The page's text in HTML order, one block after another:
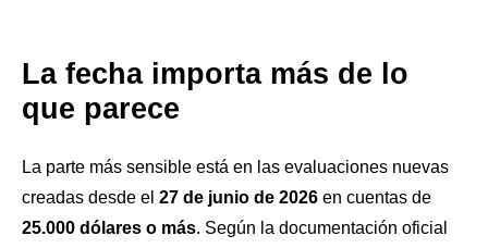
La fecha importa más de lo
que parece
La parte más sensible está en las evaluaciones nuevas
creadas desde el 27 de junio de 2026 en cuentas de
25.000 dólares o más. Según la documentación oficial